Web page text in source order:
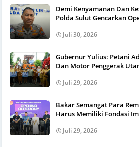
Demi Kenyamanan Dan
Polda Sulut Gencarkan
Juli 30, 2026
Gubernur Yulius: Petani
Dan Motor Penggerak
Juli 29, 2026
Bakar Semangat Para
Harus Memiliki Fondasi
Juli 29, 2026